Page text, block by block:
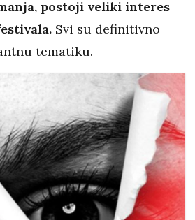
postoji veliki interes
Svi su definitivno
tematiku.